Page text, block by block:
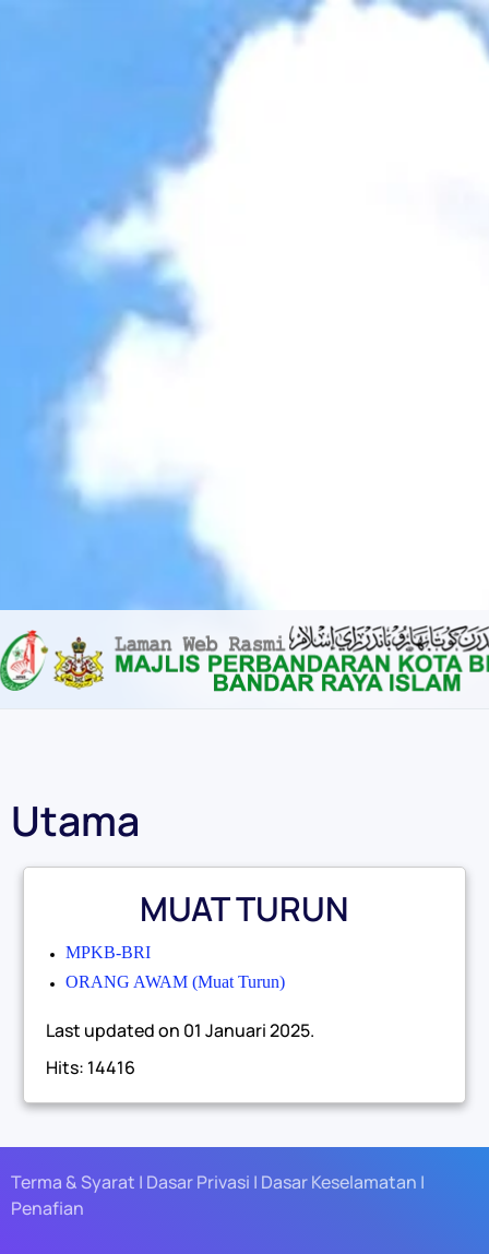
Monochrome
Light contrast
High saturation
Highlight headings
Content scaling 100%
Utama
MUAT TURUN
MPKB-BRI
ORANG AWAM (Muat Turun)
Last updated on 01 Januari 2025.
Hits: 14416
Terma & Syarat | Dasar Privasi | Dasar Keselamatan |
Penafian